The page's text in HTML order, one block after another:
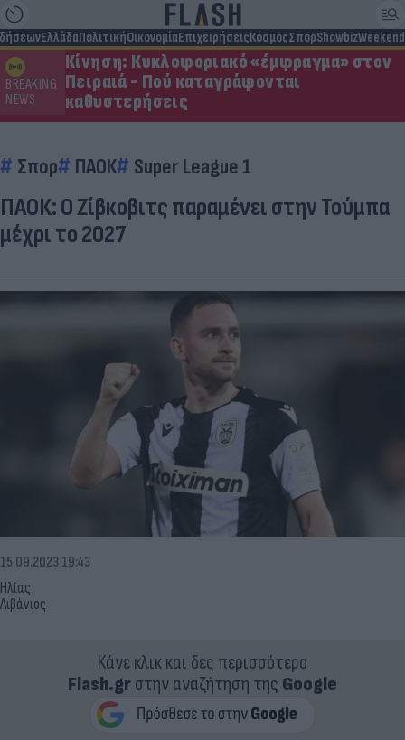
ΕλλάδαΠολιτικήΟικονομίαΕπιχειρήσειςΚόσμοςΣπορShowbizWeekend
BREAKING
NEWS
Κίνηση: Κυκλοφοριακό «έμφραγμα» στον
Πειραιά - Πού καταγράφονται
καθυστερήσεις
Σπορ ΠΑΟΚ Super League 1
ΠΑΟΚ: Ο Ζίβκοβιτς παραμένει στην Τούμπα
μέχρι το 2027
Ηλίας
Λιβάνιος
15.09.2023 19:43
Κάνε κλικ και δες περισσότερο
Flash.grστην αναζήτηση της Google